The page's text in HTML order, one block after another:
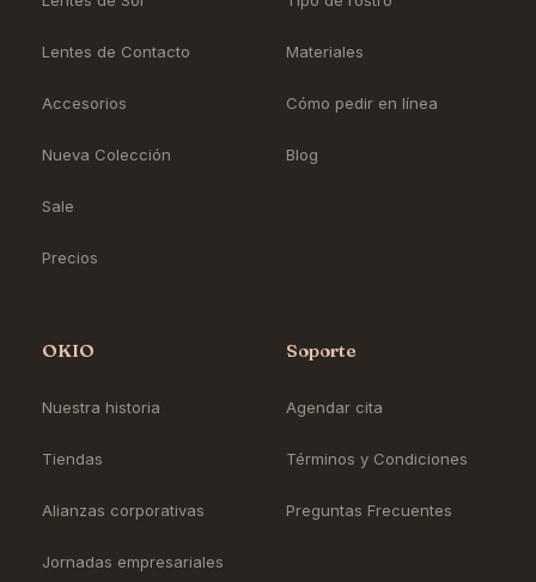
Lentes de Contacto
Accesorios
Nueva Colección
Sale
Precios
Materiales
Cómo pedir en línea
Blog
OKIO
Nuestra historia
Tiendas
Alianzas corporativas
Jornadas empresariales
Soporte
Agendar cita
Términos y Condiciones
Preguntas Frecuentes